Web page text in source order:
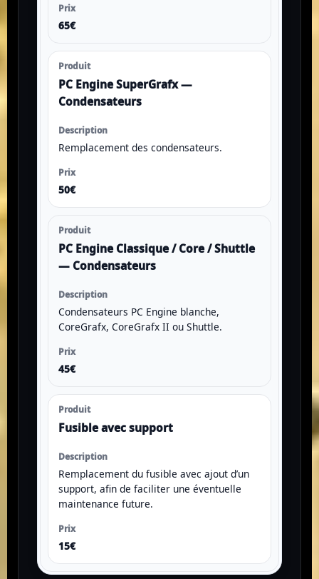
65€
PC Engine SuperGrafx —
Condensateurs
Remplacement des condensateurs.
50€
PC Engine Classique / Core / Shuttle
— Condensateurs
Condensateurs PC Engine blanche,
CoreGrafx, CoreGrafx II ou Shuttle.
45€
Fusible avec support
Remplacement du fusible avec ajout d’un
support, afin de faciliter une éventuelle
maintenance future.
15€